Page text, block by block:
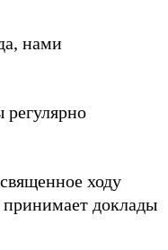
нами
ходу
доклады